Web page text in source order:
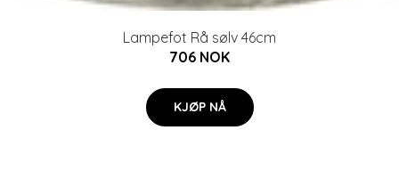
Lampefot Rå sølv 46cm
706 NOK
KJØP NÅ